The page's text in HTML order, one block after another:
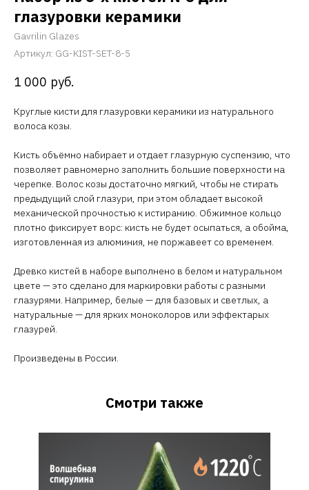
глазуровки керамики
Gavrilin Glazes
Артикул: GG-KIST-SET-8-5
1 000 руб.
Круглые кисти для глазуровки керамики из натурального
волоса козы.
Кисть объёмно набирает и отдает глазурную суспензию, что
позволяет равномерно заполнить большие поверхности на
черепке. Волос козы достаточно мягкий, чтобы не стирать
предыдущий слой глазури, при этом обладает высокой
механической прочностью к истиранию. Обжимное кольцо
плотно фиксирует ворс: кисть не будет осыпаться, а обойма,
изготовленная из алюминия, не поржавеет со временем.
Древко кистей в наборе выполнено в белом и натуральном
цвете — это сделано для маркировки работы с разными
глазурями. Например, белые — для базовых и светлых, а
натуральные — для ярких моноколоров или эффектарых
глазурей.
Произведены в России.
Смотри также